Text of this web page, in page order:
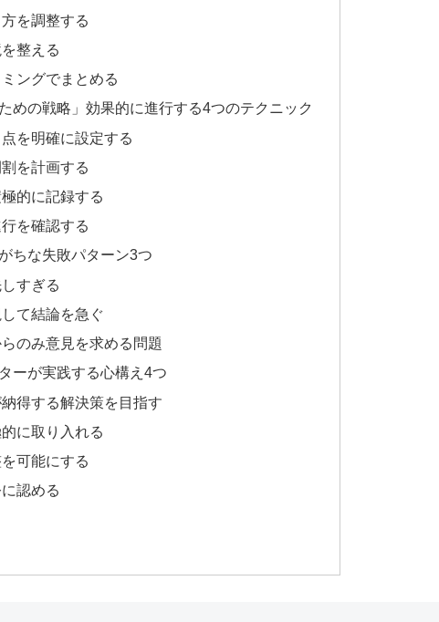
を調整する
整える
ングでまとめる
めの戦略」効果的に進行する4つのテクニック
を明確に設定する
を計画する
的に記録する
を確認する
ちな失敗パターン3つ
すぎる
て結論を急ぐ
のみ意見を求める問題
ーが実践する心構え4つ
得する解決策を目指す
に取り入れる
可能にする
認める